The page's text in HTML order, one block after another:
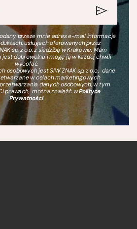
przeze mnie adres e-mail informacje
usługach oferowanych przez
sp. z o.o. z siedzibą w Krakowie. Mam
jest dobrowolna i mogę ją w każdej chwili
wycofać.
osobowych jest SIW ZNAK sp. z o.o., dane
w celach marketingowych.
danych osobowych, w tym
prawach, można znaleźć wPolityce
Prywatności.